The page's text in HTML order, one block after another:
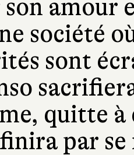
amour
société
sont
quitte à
par